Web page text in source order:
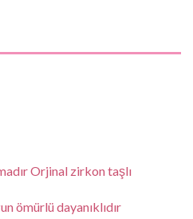
Orjinal zirkon taşlı
ömürlü dayanıklıdır